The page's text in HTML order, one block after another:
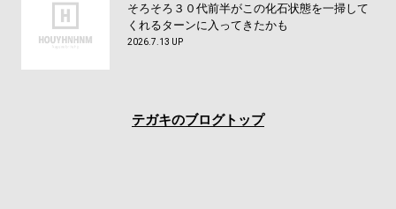
そろそろ３０代前半がこの化石状態を一掃して
くれるターンに入ってきたかも
2026.7.13 UP
テガキのブログトップ